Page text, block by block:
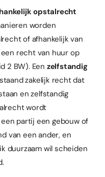
opstalrecht
worden
of afhankelijk van
recht van huur op
2 BW). Een zelfstandig
zakelijk recht dat
en zelfstandig
wordt
partij een gebouw of
van een ander, en
duurzaam wil scheiden